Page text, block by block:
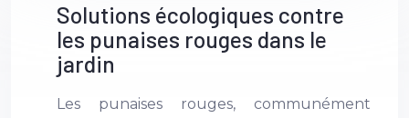
Solutions écologiques contre
les punaises rouges dans le
jardin
Les punaises rouges, communément